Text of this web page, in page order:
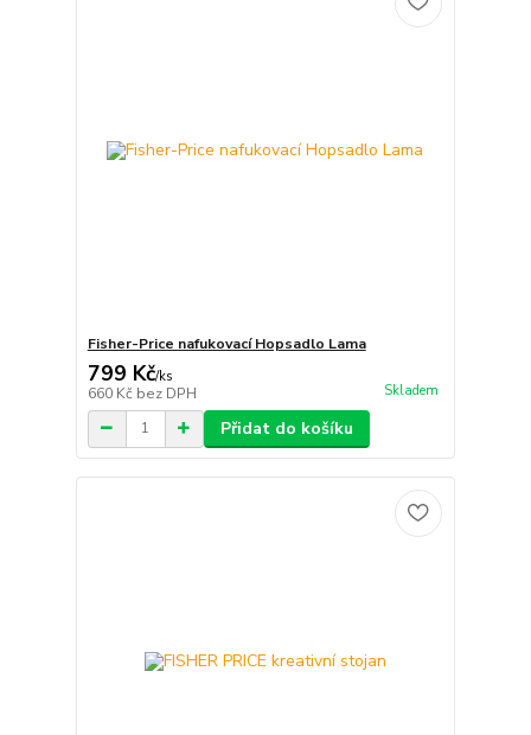
Fisher-Price nafukovací Hopsadlo Lama
799 Kč/ks
660 Kč bez DPH Skladem
Přidat do košíku